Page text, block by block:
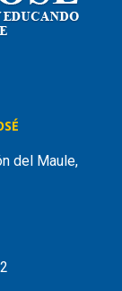
del Maule,